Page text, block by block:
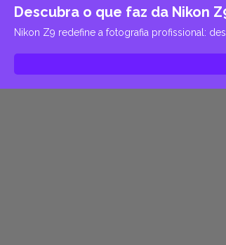
Descubra o que faz da Nikon
Nikon Z9 redefine a fotografia profissional: